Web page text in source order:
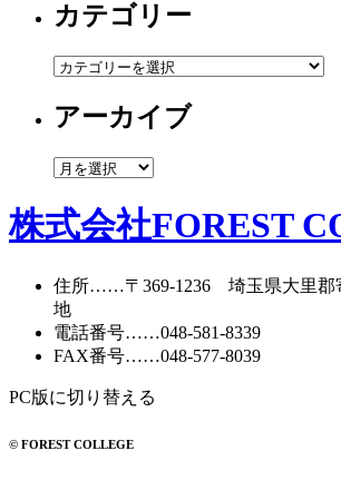
カテゴリー
カ
ゴ
ー
アーカイブ
ア
カ
イ
株式会社FOREST
住所……〒369-1236 埼玉県大里郡
地
電話番号……048-581-8339
FAX番号……048-577-8039
PC版に切り替える
© FOREST COLLEGE